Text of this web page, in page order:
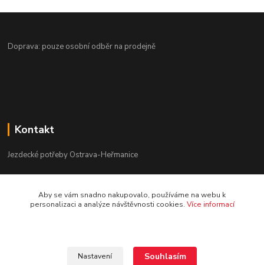
Doprava: pouze osobní odběr na prodejně
Kontakt
Jezdecké potřeby Ostrava-Heřmanice
Po-Pá 9:30 - 17:30
Aby se vám snadno nakupovalo, používáme na webu k
personalizaci a analýze návštěvnosti cookies. Více informací
Nastavení Souhlasím